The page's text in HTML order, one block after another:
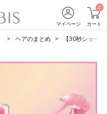
マイページ
0
カート
ヘアのまとめ 【30秒ショー